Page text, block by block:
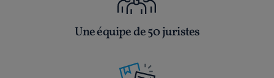
Une équipe de 50 juristes